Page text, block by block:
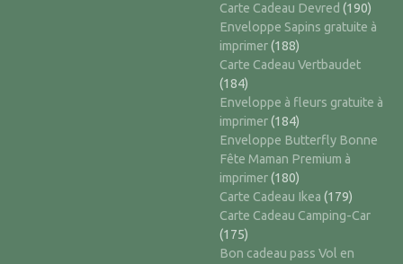
Carte Cadeau Devred (190)
Enveloppe Sapins gratuite à
imprimer(188)
Carte Cadeau Vertbaudet
(184)
Enveloppe à fleurs gratuite à
imprimer(184)
Enveloppe Butterfly Bonne
Fête Maman Premium à
imprimer(180)
Carte Cadeau Ikea (179)
Carte Cadeau Camping-Car
(175)
Bon cadeau pass Vol en